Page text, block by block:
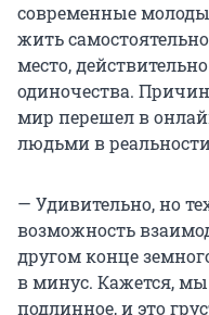
современные
жить
место,
одиночества.
мир перешел в
людьми в
— Удивительно, но
возможность
другом конце
в минус. Кажется, мы
подлинное, и это